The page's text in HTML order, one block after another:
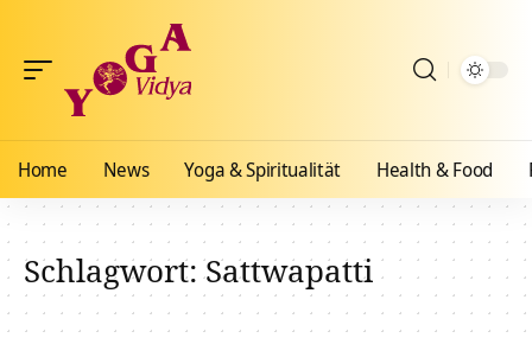
Home News Yoga & Spiritualität Health & Food
Schlagwort:Sattwapatti